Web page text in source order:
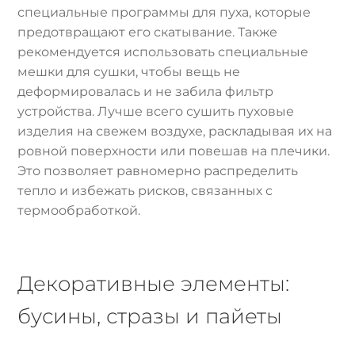
специальные программы для пуха, которые
предотвращают его скатывание. Также
рекомендуется использовать специальные
мешки для сушки, чтобы вещь не
деформировалась и не забила фильтр
устройства. Лучше всего сушить пуховые
изделия на свежем воздухе, раскладывая их на
ровной поверхности или повешав на плечики.
Это позволяет равномерно распределить
тепло и избежать рисков, связанных с
термообработкой.
Декоративные элементы:
бусины, стразы и пайеты